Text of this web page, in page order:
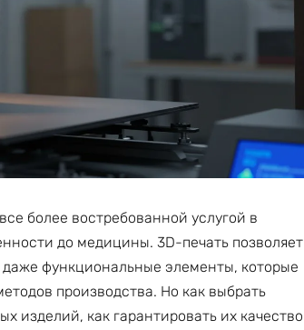
более востребованной услугой в
до медицины. 3D-печать позволяет
функциональные элементы, которые
производства. Но как выбрать
изделий, как гарантировать их качество